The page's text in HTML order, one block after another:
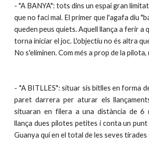
- "A BANYA": tots dins un espai gran
que no faci mal. El primer que l'agafa diu
queden peus quiets. Aquell llança a ferir a
torna iniciar el joc. L'objectiu no és altra
No s'eliminen. Com més a prop de la
- "A BITLLES": situar sis bitlles en forma
paret darrera per aturar els
situaran en filera a una distància de 6
llança dues pilotes petites i conta un
Guanya qui en el total de les seves tirades